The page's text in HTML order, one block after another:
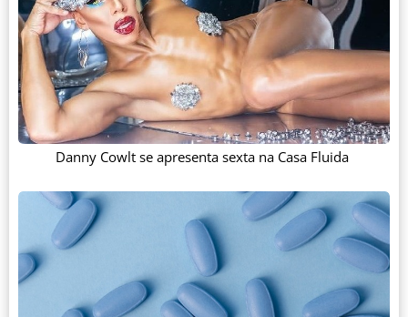
Danny Cowlt se apresenta sexta na Casa Fluida